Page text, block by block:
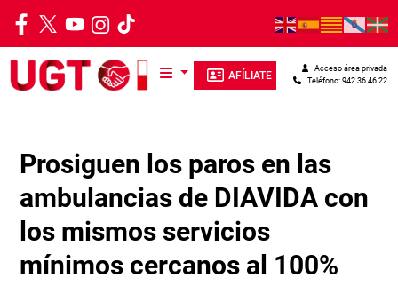
Pasar al contenido principal
AFÍLIATE Teléfono: 942 36 46 22
Acceso área privada
Prosiguen los paros en las
ambulancias de DIAVIDA con
los mismos servicios
mínimos cercanos al 100%